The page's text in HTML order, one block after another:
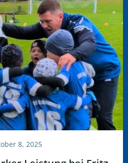
8, 2025